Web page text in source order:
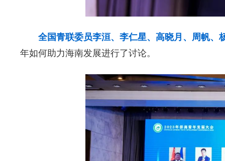
全国青联委员李洹、李仁星、高晓月、周帆、
年如何助力海南发展进行了讨论。